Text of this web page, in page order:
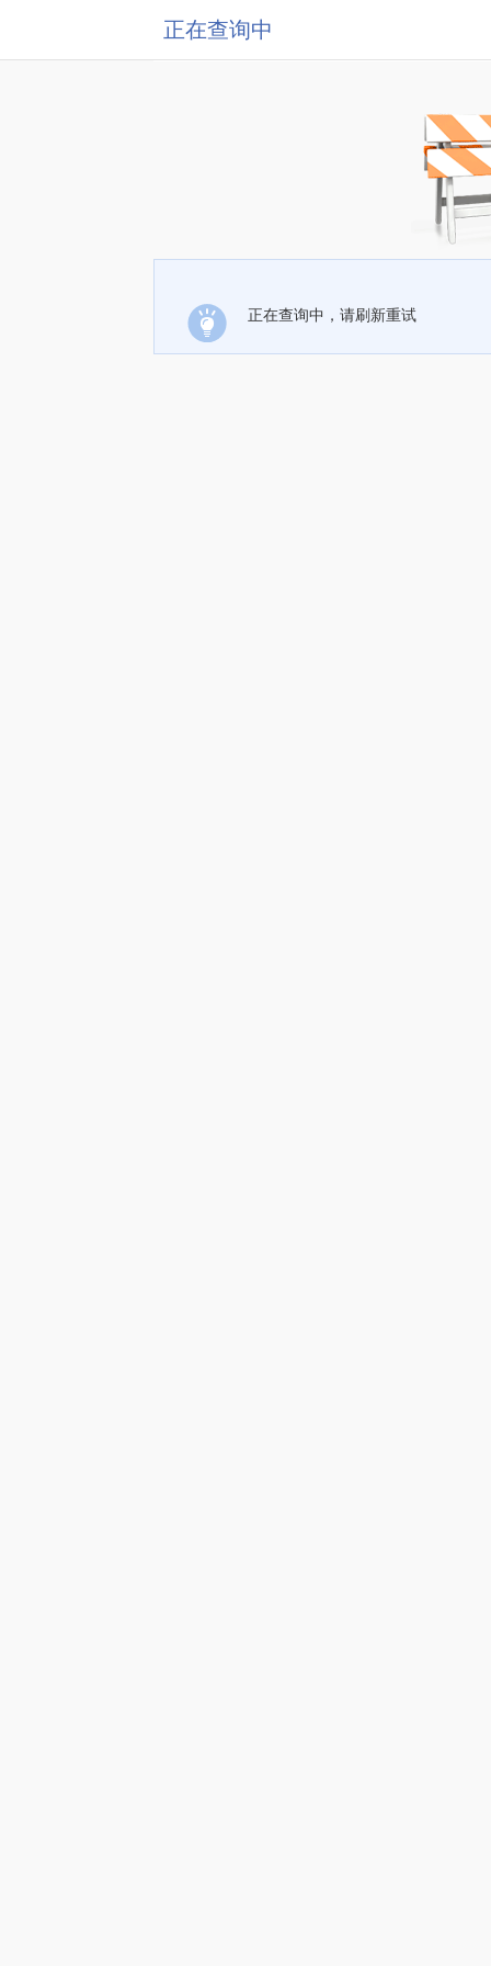
正在查询中
正在查询中，请刷新重试